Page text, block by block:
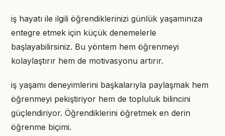
iş hayatı ile ilgili öğrendiklerinizi günlük yaşamınıza
entegre etmek için küçük denemelerle
başlayabilirsiniz. Bu yöntem hem öğrenmeyi
kolaylaştırır hem de motivasyonu artırır.
iş yaşamı deneyimlerini başkalarıyla paylaşmak hem
öğrenmeyi pekiştiriyor hem de topluluk bilincini
güçlendiriyor. Öğrendiklerini öğretmek en derin
öğrenme biçimi.